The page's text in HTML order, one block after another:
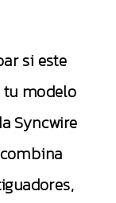
si este
modelo
Syncwire